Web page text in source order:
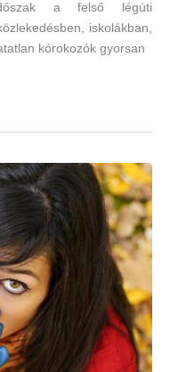
a felső légúti
iskolákban,
kórokozók gyorsan